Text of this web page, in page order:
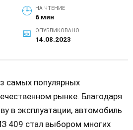
НА ЧТЕНИЕ
6 мин
ОПУБЛИКОВАНО
14.08.2023
самых популярных
рынке. Благодаря
в эксплуатации, автомобиль
409 стал выбором многих